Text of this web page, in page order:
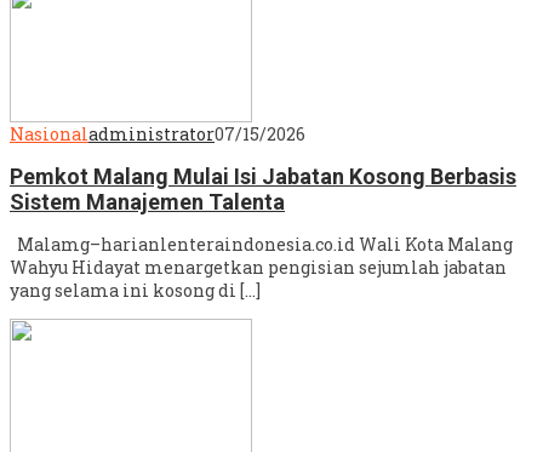
Nasionaladministrator07/15/2026
Pemkot Malang Mulai Isi Jabatan Kosong Berbasis
Sistem Manajemen Talenta
Malamg–harianlenteraindonesia.co.id Wali Kota Malang
Wahyu Hidayat menargetkan pengisian sejumlah jabatan
yang selama ini kosong di […]